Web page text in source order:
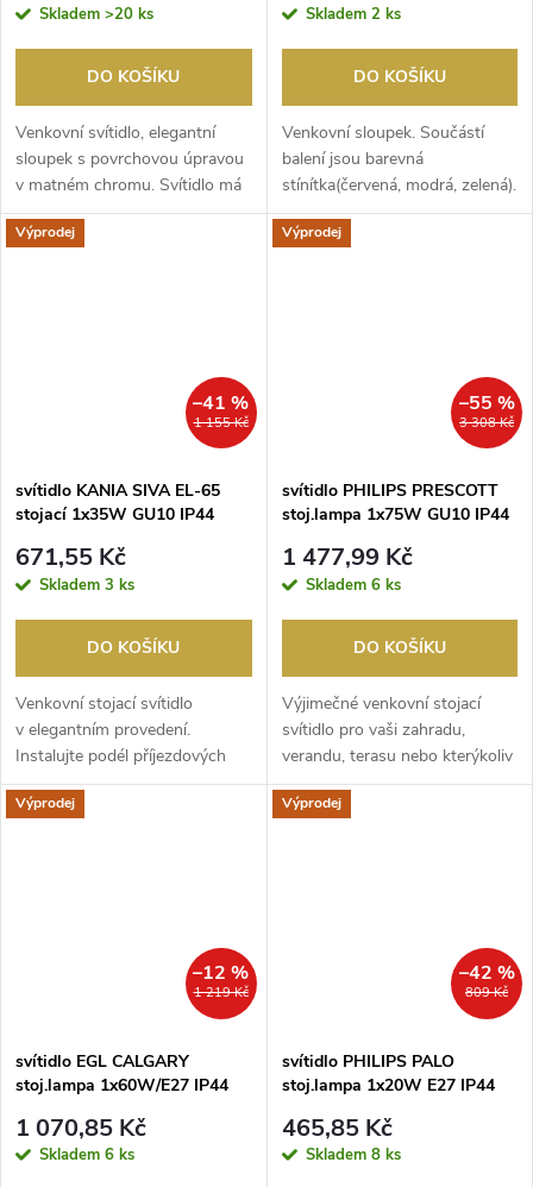
Skladem >20 ks
DO KOŠÍKU
Venkovní svítidlo, elegantní
sloupek s povrchovou úpravou
v matném chromu. Svítidlo má
kromě základn...
Skladem 2 ks
DO KOŠÍKU
Venkovní sloupek. Součástí
balení jsou barevná
stínítka(červená, modrá, zelená).
Výprodej
1 155 Kč
–41 %
svítidlo KANIA SIVA EL-65
stojací 1x35W GU10 IP44
671,55 Kč
Skladem 3 ks
DO KOŠÍKU
Venkovní stojací svítidlo
v elegantním provedení.
Instalujte podél příjezdových
cest nebo zahradních...
Výprodej
3 308 Kč
–55 %
svítidlo PHILIPS PRESCOTT
stoj.lampa 1x75W GU10 IP44
1 477,99 Kč
Skladem 6 ks
DO KOŠÍKU
Výjimečné venkovní stojací
svítidlo pro vaši zahradu,
verandu, terasu nebo kterýkoliv
jiný venkovní...
Výprodej
1 219 Kč
–12 %
svítidlo EGL CALGARY
stoj.lampa 1x60W/E27 IP44
1 070,85 Kč
Skladem 6 ks
Výprodej
809 Kč
–42 %
svítidlo PHILIPS PALO
stoj.lampa 1x20W E27 IP44
465,85 Kč
Skladem 8 ks